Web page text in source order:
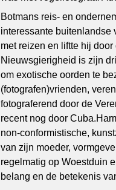
Botmans reis- en
interessante buitenlandse
met reizen en liftte hij
Nieuwsgierigheid is zijn
om exotische oorden te
(fotografen)vrienden,
fotograferend door de
recent nog door
non-conformistische,
van zijn moeder,
regelmatig op Woestduin
belang en de betekenis